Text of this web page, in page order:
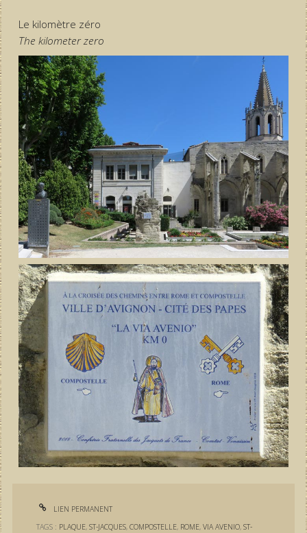
Le kilomètre zéro
The kilometer zero
LIEN PERMANENT
TAGS : PLAQUE,ST-JACQUES,COMPOSTELLE, ROME,VIA AVENIO,ST-